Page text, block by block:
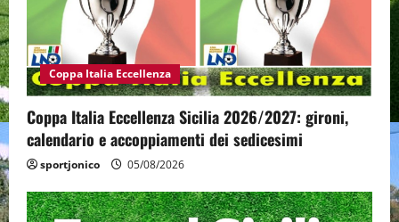
Coppa Italia Eccellenza
Coppa Italia Eccellenza Sicilia 2026/2027: gironi,
calendario e accoppiamenti dei sedicesimi
sportjonico 05/08/2026